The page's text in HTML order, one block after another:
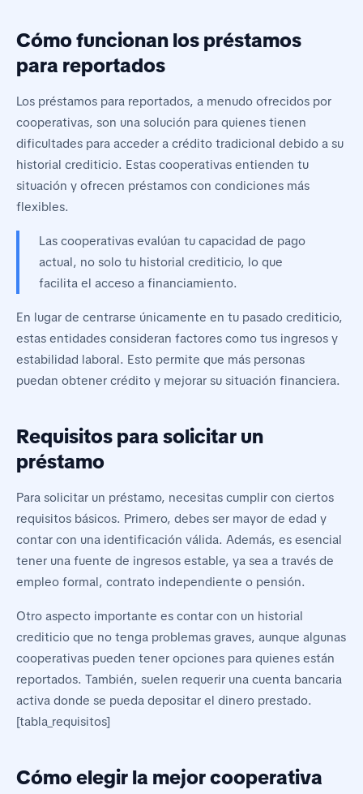
Cómo funcionan los préstamos
para reportados
Los préstamos para reportados, a menudo ofrecidos por
cooperativas, son una solución para quienes tienen
dificultades para acceder a crédito tradicional debido a su
historial crediticio. Estas cooperativas entienden tu
situación y ofrecen préstamos con condiciones más
flexibles.
Las cooperativas evalúan tu capacidad de pago
actual, no solo tu historial crediticio, lo que
facilita el acceso a financiamiento.
En lugar de centrarse únicamente en tu pasado crediticio,
estas entidades consideran factores como tus ingresos y
estabilidad laboral. Esto permite que más personas
puedan obtener crédito y mejorar su situación financiera.
Requisitos para solicitar un
préstamo
Para solicitar un préstamo, necesitas cumplir con ciertos
requisitos básicos. Primero, debes ser mayor de edad y
contar con una identificación válida. Además, es esencial
tener una fuente de ingresos estable, ya sea a través de
empleo formal, contrato independiente o pensión.
Otro aspecto importante es contar con un historial
crediticio que no tenga problemas graves, aunque algunas
cooperativas pueden tener opciones para quienes están
reportados. También, suelen requerir una cuenta bancaria
activa donde se pueda depositar el dinero prestado.
[tabla_requisitos]
Cómo elegir la mejor cooperativa